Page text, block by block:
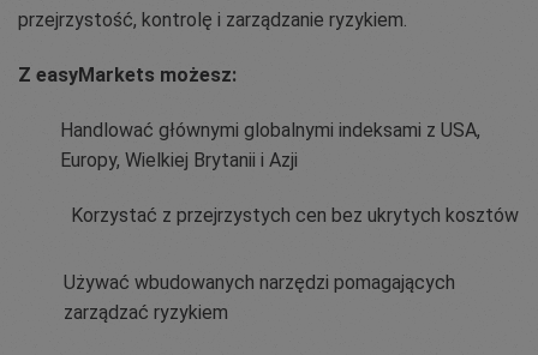
przejrzystość, kontrolę i zarządzanie ryzykiem.
Z easyMarkets możesz:
Handlować głównymi globalnymi indeksami z USA,
Europy, Wielkiej Brytanii i Azji
Korzystać z przejrzystych cen bez ukrytych kosztów
Używać wbudowanych narzędzi pomagających
zarządzać ryzykiem